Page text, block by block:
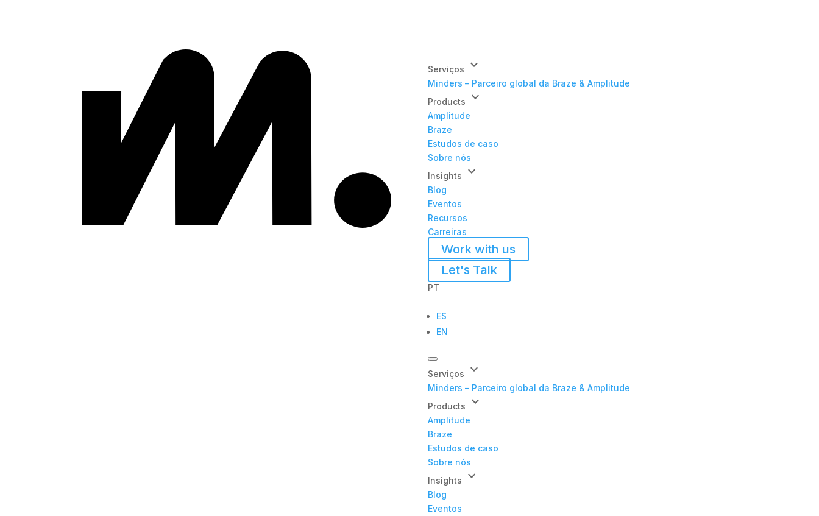
Serviços keyboard_arrow_down
Minders – Parceiro global da Braze & Amplitude
Products
keyboard_arrow_down
Amplitude
Braze
Estudos de caso
Sobre nós
Insights
keyboard_arrow_down
Blog
Eventos
Recursos
Carreiras
Work with us
Let's Talk
PT
ES
EN
Serviços keyboard_arrow_down
Minders – Parceiro global da Braze & Amplitude
Products
keyboard_arrow_down
Amplitude
Braze
Estudos de caso
Sobre nós
Insights
keyboard_arrow_down
Blog
Eventos